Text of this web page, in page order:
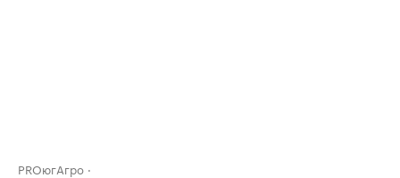
PROюгАгро